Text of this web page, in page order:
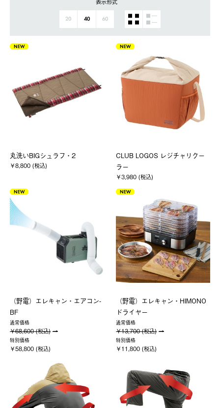
20 40 60
NEW
丸洗いBIGシュラフ・2
￥8,800 (税込)
NEW
CLUB LOGOS レジチャリクー
ラー
￥3,980 (税込)
NEW
（野電）エレキャン・エアコン-
BF
通常価格
￥68,600 (税込)
特別価格
￥58,800 (税込)
NEW
（野電）エレキャン・HIMONO
ドライヤー
通常価格
￥13,700 (税込)
特別価格
￥11,800 (税込)